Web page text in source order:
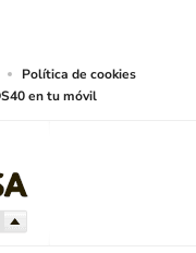
Política de cookies
en tu móvil